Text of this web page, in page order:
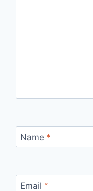
Name *
Email *